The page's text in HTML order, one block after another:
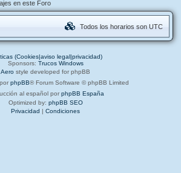
en este Foro
Todos los horarios son UTC
(Cookies|aviso legal|privacidad)
Sponsors: Trucos Windows
Aero style developed for phpBB
phpBB® Forum Software © phpBB Limited
al español por phpBB España
Optimized by: phpBB SEO
Privacidad | Condiciones